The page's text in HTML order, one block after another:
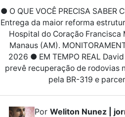
● O QUE VOCÊ PRECISA SABER
Entrega da maior reforma
Hospital do Coração Francisca
Manaus (AM).
2026 ● EM TEMPO REAL
prevê recuperação de rodovias
pela BR-319 e
Por Weliton Nunez |